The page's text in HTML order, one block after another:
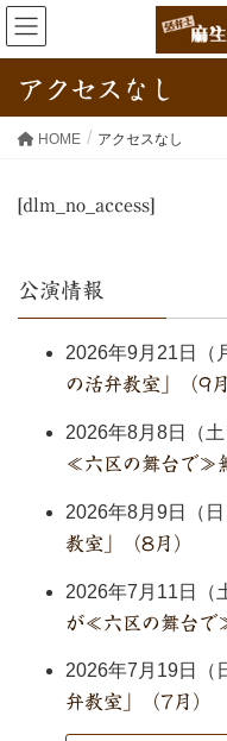
アクセスなし
HOME アクセスなし
[dlm_no_access]
公演情報
2026年9月21日（
の活弁教室」（9月
2026年8月8日（
≪六区の舞台で≫
2026年8月9日（
教室」（8月）
2026年7月11日（
が≪六区の舞台で
2026年7月19日（
弁教室」（7月）